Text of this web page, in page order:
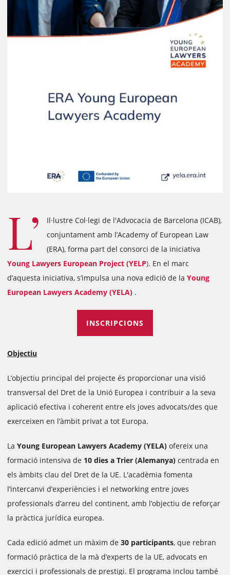
L’
Il·lustre Col·legi de l'Advocacia de Barcelona (ICAB),
conjuntament amb l’Academy of European Law
(ERA), forma part del consorci de la iniciativa
Young Lawyers European Project (YELP). En el marc
d’aquesta iniciativa, s’impulsa una nova edició de la Young
European Lawyers Academy (YELA) .
INSCRIPCIONS
Objectiu
L’objectiu principal del projecte és proporcionar una visió
transversal del Dret de la Unió Europea i contribuir a la seva
aplicació efectiva i coherent entre els joves advocats/des que
exerceixen en l’àmbit privat a tot Europa.
La Young European Lawyers Academy (YELA) ofereix una
formació intensiva de 10 dies a Trier (Alemanya) centrada en
els àmbits clau del Dret de la UE. L'acadèmia fomenta
l’intercanvi d’experiències i el networking entre joves
professionals d’arreu del continent, amb l’objectiu de reforçar
la pràctica jurídica europea.
Cada edició admet un màxim de 30 participants, que rebran
formació pràctica de la mà d’experts de la UE, advocats en
exercici i professionals de prestigi. El programa inclou també